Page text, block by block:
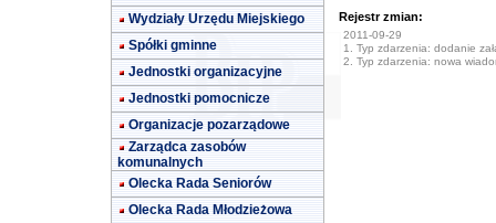
Wydziały Urzędu Miejskiego
Spółki gminne
Jednostki organizacyjne
Jednostki pomocnicze
Organizacje pozarządowe
Zarządca zasobów
komunalnych
Olecka Rada Seniorów
Olecka Rada Młodzieżowa
Rejestr zmian:
2011-09-29
1. Typ zdarzenia: dodanie
2. Typ zdarzenia: nowa